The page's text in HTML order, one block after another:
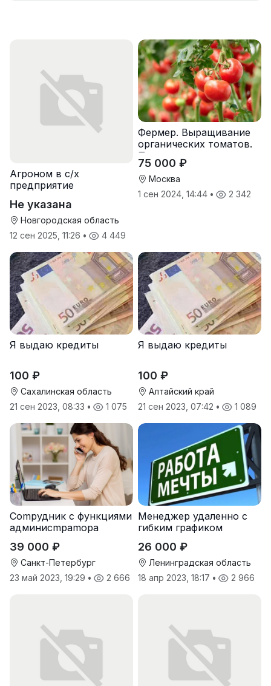
Агроном в с/х
предприятие
Не указана
Новгородская область
12 сен 2025, 11:26 • 4 449
Фермер. Выращивание
органических томатов.
Предоставляем жилье.
75 000 ₽
Москва
1 сен 2024, 14:44 • 2 342
Я выдаю кредиты
100 ₽
Сахалинская область
21 сен 2023, 08:33 • 1 075
Я выдаю кредиты
100 ₽
Алтайский край
21 сен 2023, 07:42 • 1 089
Cоmpудник с функциями
админисmраmоpа
39 000 ₽
Санкт-Петербург
23 май 2023, 19:29 • 2 666
Менеджер удаленно с
гибким графиком
26 000 ₽
Ленинградская область
18 апр 2023, 18:17 • 2 966